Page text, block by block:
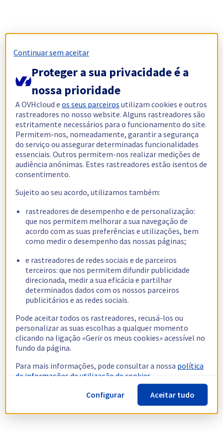
Continuar sem aceitar
Proteger a sua privacidade é a
nossa prioridade
A OVHcloud eos seus parceiros utilizam cookies e outros
rastreadores no nosso website. Alguns rastreadores são
estritamente necessários para o funcionamento do site.
Permitem-nos, nomeadamente, garantir a segurança
do serviço ou assegurar determinadas funcionalidades
essenciais. Outros permitem-nos realizar medições de
audiência anónimas. Estes rastreadores estão isentos de
consentimento.
Sujeito ao seu acordo, utilizamos também:
rastreadores de desempenho e de personalização:
que nos permitem melhorar a sua navegação de
acordo com as suas preferências e utilizações, bem
como medir o desempenho das nossas páginas;
e rastreadores de redes sociais e de parceiros
terceiros: que nos permitem difundir publicidade
direcionada, medir a sua eficácia e partilhar
determinados dados com os nossos parceiros
publicitários e as redes sociais.
Pode aceitar todos os rastreadores, recusá-los ou
personalizar as suas escolhas a qualquer momento
clicando na ligação «Gerir os meus cookies» acessível no
fundo da página.
Para mais informações, pode consultar a nossa política
de informações de utilização de cookies.
Configurar
Aceitar tudo